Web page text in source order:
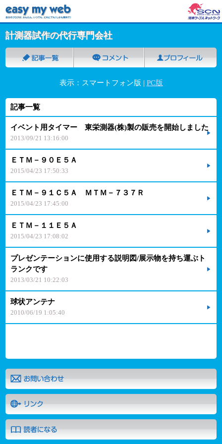
計測器試作の代行専門会社
表示：スマートフォン版 | PC版
記事一覧
イベント用タイマー 東栄測器(株)製の販売を開始しました
2013/09/21 13:16:00
ＥＴＭ－９０Ｅ５Ａ
2015/04/23 17:50:33
ＥＴＭ－９１Ｃ５Ａ ＭＴＭ－７３７Ｒ
2015/04/23 17:45:00
ＥＴＭ－１１Ｅ５Ａ
2015/04/23 17:08:02
プレゼンテーションに使用する説明図/展示物を持ち運ぶト
ランクです
2013/03/21 10:22:03
球状アンテナ
2010/06/19 1:05:40